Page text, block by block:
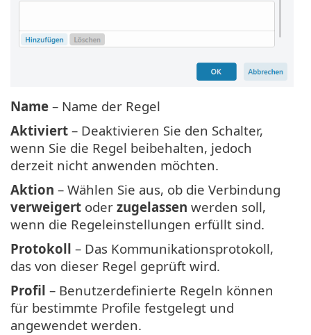
Name – Name der Regel
Aktiviert – Deaktivieren Sie den Schalter,
wenn Sie die Regel beibehalten, jedoch
derzeit nicht anwenden möchten.
Aktion – Wählen Sie aus, ob die Verbindung
verweigert oder zugelassen werden soll,
wenn die Regeleinstellungen erfüllt sind.
Protokoll – Das Kommunikationsprotokoll,
das von dieser Regel geprüft wird.
Profil – Benutzerdefinierte Regeln können
für bestimmte Profile festgelegt und
angewendet werden.